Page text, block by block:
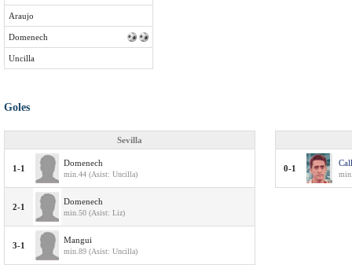
Araujo
Domenech
Uncilla
Goles
Sevilla
1-1
Domenech
min.44 (Asist: Uncilla)
2-1
Domenech
min.50 (Asist: Liz)
3-1
Mangui
min.89 (Asist: Uncilla)
0-1